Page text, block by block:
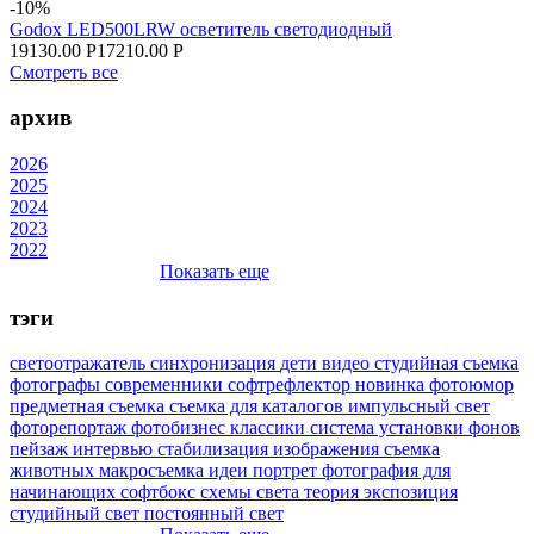
-10%
Godox LED500LRW осветитель светодиодный
19130.00 Р17210.00 Р
Смотреть все
архив
2026
2025
2024
2023
2022
Показать еще
тэги
светоотражатель синхронизация дети видео студийная съемка
фотографы современники софтрефлектор новинка фотоюмор
предметная съемка съемка для каталогов импульсный свет
фоторепортаж фотобизнес классики система установки фонов
пейзаж интервью стабилизация изображения съемка
животных макросъемка идеи портрет фотография для
начинающих софтбокс схемы света теория экспозиция
студийный свет постоянный свет